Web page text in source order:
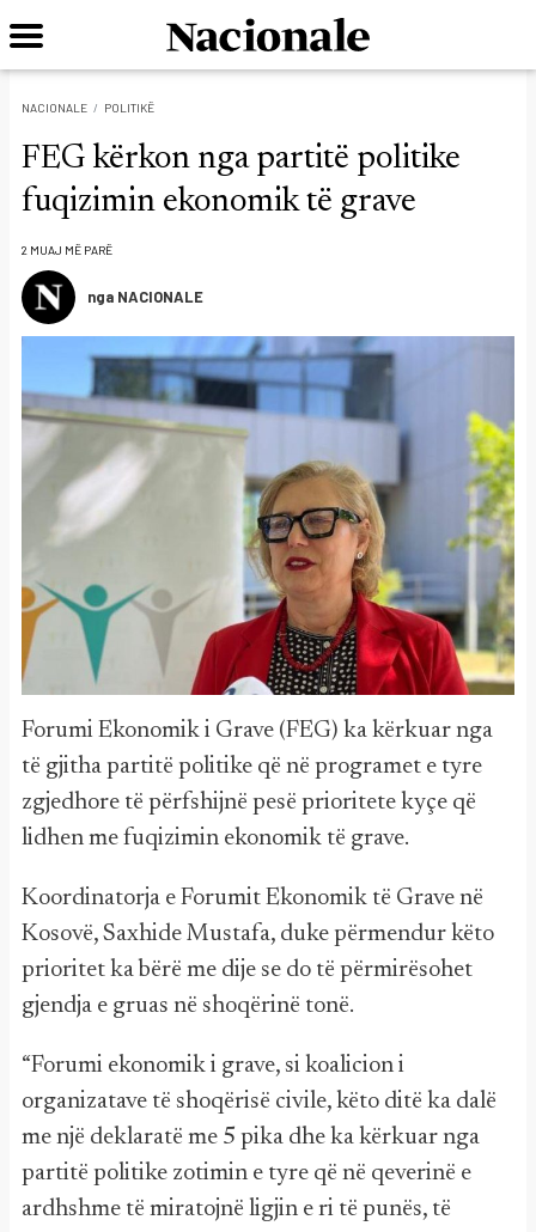
NACIONALE POLITIKË
FEG kërkon nga partitë politike
fuqizimin ekonomik të grave
2 MUAJ MË PARË
nga NACIONALE
Forumi Ekonomik i Grave (FEG) ka kërkuar nga
të gjitha partitë politike që në programet e tyre
zgjedhore të përfshijnë pesë prioritete kyçe që
lidhen me fuqizimin ekonomik të grave.
Koordinatorja e Forumit Ekonomik të Grave në
Kosovë, Saxhide Mustafa, duke përmendur këto
prioritet ka bërë me dije se do të përmirësohet
gjendja e gruas në shoqërinë tonë.
“Forumi ekonomik i grave, si koalicion i
organizatave të shoqërisë civile, këto ditë ka dalë
me një deklaratë me 5 pika dhe ka kërkuar nga
partitë politike zotimin e tyre që në qeverinë e
ardhshme të miratojnë ligjin e ri të punës, të